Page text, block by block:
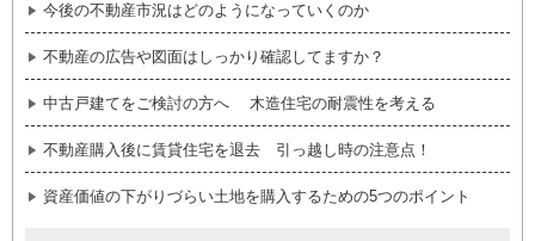
今後の不動産市況はどのようになっていくのか
不動産の広告や図面はしっかり確認してますか？
中古戸建てをご検討の方へ 木造住宅の耐震性を考える
不動産購入後に賃貸住宅を退去 引っ越し時の注意点！
資産価値の下がりづらい土地を購入するための5つのポイント